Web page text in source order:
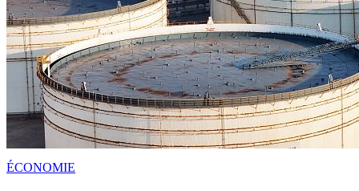
ÉCONOMIE